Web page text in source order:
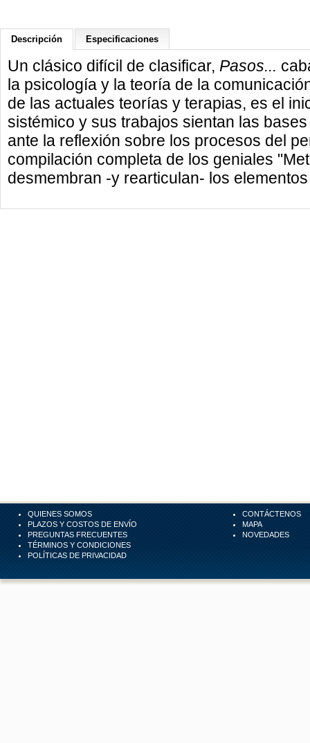
Descripción Especificaciones
Un clásico difícil de clasificar, Pasos...
la psicología y la teoría de la
de las actuales teorías y terapias, es el
sistémico y sus trabajos sientan las
ante la reflexión sobre los procesos del
compilación completa de los geniales
desmembran -y rearticulan- los
QUIENES SOMOS
PLAZOS Y COSTOS DE ENVÍO
PREGUNTAS FRECUENTES
TÉRMINOS Y CONDICIONES
POLÍTICAS DE PRIVACIDAD
CONTÁCTENOS
MAPA
NOVEDADES